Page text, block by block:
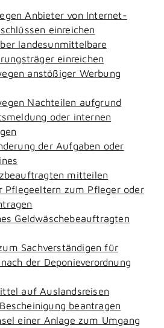
Anbieter von Internet-
einreichen
landesunmittelbare
einreichen
anstößiger Werbung
Nachteilen aufgrund
oder internen
der Aufgaben oder
mitteilen
Pflegeeltern zum Pfleger oder
Geldwäschebeauftragten
Sachverständigen für
der Deponieverordnung
auf Auslandsreisen
beantragen
einer Anlage zum Umgang